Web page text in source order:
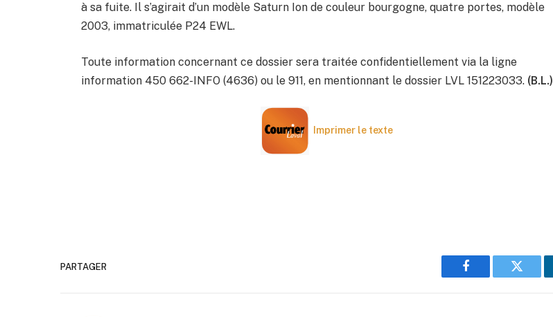
à sa fuite. Il s’agirait d’un modèle Saturn Ion de couleur bourgogne, quatre portes, modèle
2003, immatriculée P24 EWL.
Toute information concernant ce dossier sera traitée confidentiellement via la ligne
information 450 662-INFO (4636) ou le 911, en mentionnant le dossier LVL 151223033. (B.L.)
Imprimer le texte
PARTAGER
Facebook Twitter